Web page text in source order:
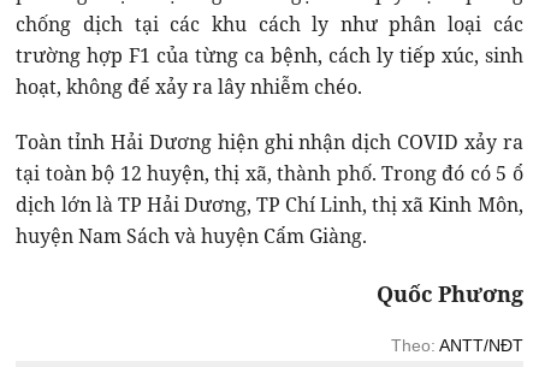
chống dịch tại các khu cách ly như phân loại các
trường hợp F1 của từng ca bệnh, cách ly tiếp xúc, sinh
hoạt, không để xảy ra lây nhiễm chéo.
Toàn tỉnh Hải Dương hiện ghi nhận dịch COVID xảy ra
tại toàn bộ 12 huyện, thị xã, thành phố. Trong đó có 5 ổ
dịch lớn là TP Hải Dương, TP Chí Linh, thị xã Kinh Môn,
huyện Nam Sách và huyện Cẩm Giàng.
Quốc Phương
Theo: ANTT/NĐT